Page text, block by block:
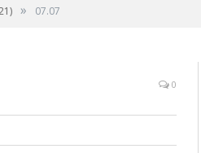
» 07.07
0